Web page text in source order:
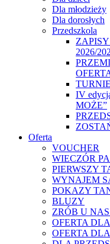
Dla młodzieży
Dla dorosłych
Przedszkola
2026/
IV
MOŻE”
Oferta
VOUCHER
WIECZÓR
PIERWSZY
WYNAJEM
POKAZY
BLUZY
ZRÓB U
OFERTA
OFERTA